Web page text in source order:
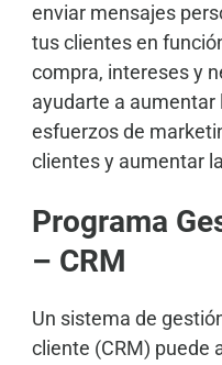
enviar mensajes
tus clientes en
compra, intereses y
ayudarte a aumentar
esfuerzos de
clientes y aumentar
Programa
– CRM
Un sistema de
cliente (CRM) puede